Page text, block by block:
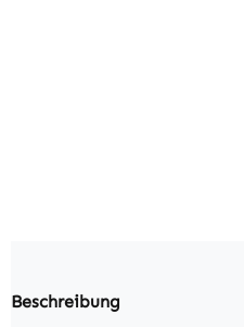
Beschreibung